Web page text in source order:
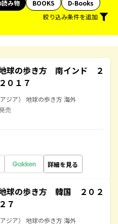
み物 BOOKS
D-Books
絞り込み条件を追加
球の歩き方 南インド ２
０１７
ジア） 地球の歩き方 海外
売
詳細を見る
球の歩き方 韓国 ２０２
７
ジア） 地球の歩き方 海外